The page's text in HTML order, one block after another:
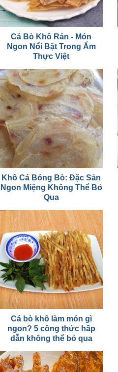
Cá Bò Khô Rán - Món
Ngon Nổi Bật Trong Ẩm
Thực Việt
Khô Cá Bóng Bò: Đặc Sản
Ngon Miệng Không Thể Bỏ
Qua
Cá bò khô làm món gì
ngon? 5 công thức hấp
dẫn không thể bỏ qua